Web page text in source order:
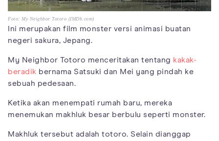
Foto: My Neighbor Totoro (IMDb.com)
Ini merupakan film monster versi animasi buatan
negeri sakura, Jepang.
My Neighbor Totoro menceritakan tentang kakak-
beradik bernama Satsuki dan Mei yang pindah ke
sebuah pedesaan.
Ketika akan menempati rumah baru, mereka
menemukan makhluk besar berbulu seperti monster.
Makhluk tersebut adalah totoro. Selain dianggap